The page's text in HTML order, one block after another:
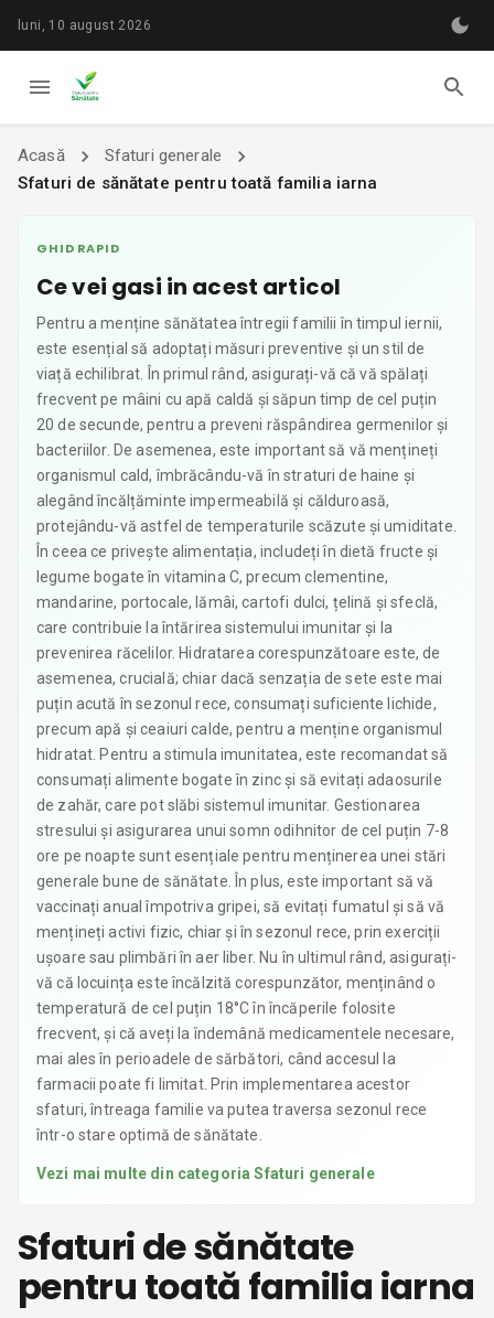
luni, 10 august 2026
Acasă
Sfaturi generale
Sfaturi de sănătate pentru toată familia iarna
GHID RAPID
Ce vei gasi in acest articol
Pentru a menține sănătatea întregii familii în timpul iernii,
este esențial să adoptați măsuri preventive și un stil de
viață echilibrat. În primul rând, asigurați-vă că vă spălați
frecvent pe mâini cu apă caldă și săpun timp de cel puțin
20 de secunde, pentru a preveni răspândirea germenilor și
bacteriilor. De asemenea, este important să vă mențineți
organismul cald, îmbrăcându-vă în straturi de haine și
alegând încălțăminte impermeabilă și călduroasă,
protejându-vă astfel de temperaturile scăzute și umiditate.
În ceea ce privește alimentația, includeți în dietă fructe și
legume bogate în vitamina C, precum clementine,
mandarine, portocale, lămâi, cartofi dulci, țelină și sfeclă,
care contribuie la întărirea sistemului imunitar și la
prevenirea răcelilor. Hidratarea corespunzătoare este, de
asemenea, crucială; chiar dacă senzația de sete este mai
puțin acută în sezonul rece, consumați suficiente lichide,
precum apă și ceaiuri calde, pentru a menține organismul
hidratat. Pentru a stimula imunitatea, este recomandat să
consumați alimente bogate în zinc și să evitați adaosurile
de zahăr, care pot slăbi sistemul imunitar. Gestionarea
stresului și asigurarea unui somn odihnitor de cel puțin 7-8
ore pe noapte sunt esențiale pentru menținerea unei stări
generale bune de sănătate. În plus, este important să vă
vaccinați anual împotriva gripei, să evitați fumatul și să vă
mențineți activi fizic, chiar și în sezonul rece, prin exerciții
ușoare sau plimbări în aer liber. Nu în ultimul rând, asigurați-
vă că locuința este încălzită corespunzător, menținând o
temperatură de cel puțin 18°C în încăperile folosite
frecvent, și că aveți la îndemână medicamentele necesare,
mai ales în perioadele de sărbători, când accesul la
farmacii poate fi limitat. Prin implementarea acestor
sfaturi, întreaga familie va putea traversa sezonul rece
într-o stare optimă de sănătate.
Vezi mai multe din categoriaSfaturi generale
Sfaturi de sănătate
pentru toată familia iarna